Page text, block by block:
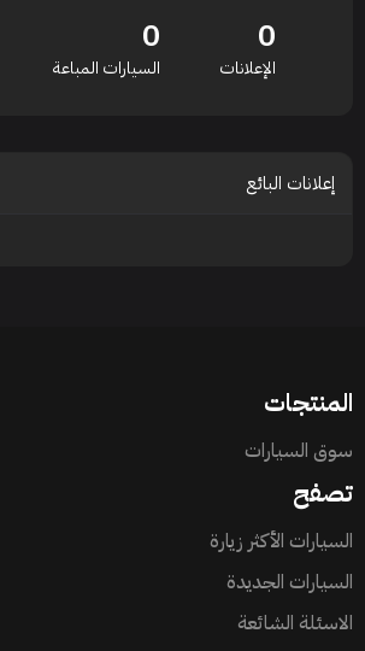
0
الإعلانات
0
السيارات المباعة
إعلانات البائع
المنتجات
سوق السيارات
تصفح
السيارات الأكثر زيارة
السيارات الجديدة
الاسئلة الشائعة